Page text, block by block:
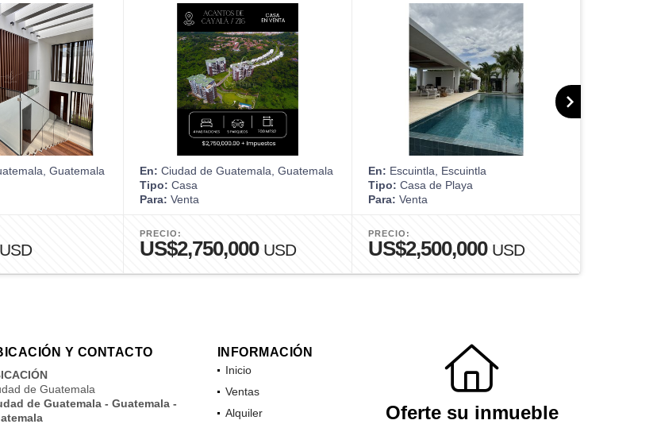
Guatemala
USD
En: Ciudad de Guatemala, Guatemala
Tipo: Casa
Para: Venta
PRECIO:
US$2,750,000 USD
En: Escuintla, Escuintla
Tipo: Casa de Playa
Para: Venta
PRECIO:
US$2,500,000 USD
Y CONTACTO
de Guatemala
de Guatemala - Guatemala -
INFORMACIÓN
Inicio
Ventas
Alquiler
Oferte su inmueble